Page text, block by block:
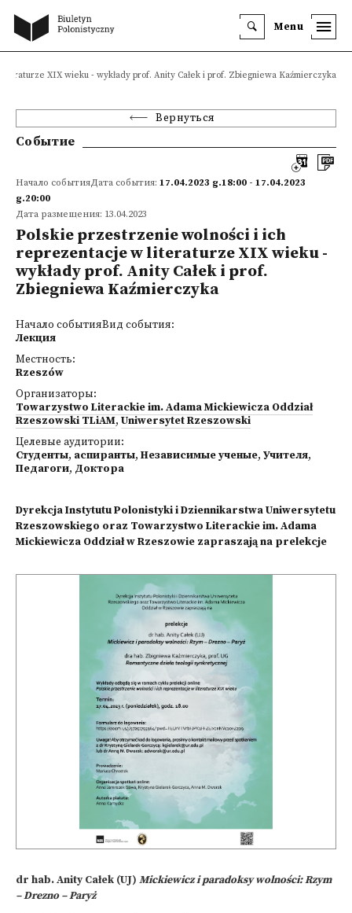
Menu
XIX wieku - wykłady prof. Anity Całek i prof. Zbiegniewa Kaźmierczyka
Вернуться
Событие
Начало событияДата события: 17.04.2023 g.18:00 - 17.04.2023
g.20:00
Дата размещения: 13.04.2023
Polskie przestrzenie wolności i ich
reprezentacje w literaturze XIX wieku -
wykłady prof. Anity Całek i prof.
Zbiegniewa Kaźmierczyka
Начало событияВид события:
Лекция
Местность:
Rzeszów
Организаторы:
Towarzystwo Literackie im. Adama Mickiewicza Oddział
Rzeszowski TLiAM, Uniwersytet Rzeszowski
Целевые аудитории:
Студенты, аспиранты, Независимые ученые, Учителя,
Педагоги, Доктора
Dyrekcja Instytutu Polonistyki i Dziennikarstwa Uniwersytetu
Rzeszowskiego oraz Towarzystwo Literackie im. Adama
Mickiewicza Oddział w Rzeszowie zapraszają na prelekcje
dr hab. Anity Całek (UJ) Mickiewicz i paradoksy wolności: Rzym
– Drezno – Paryż